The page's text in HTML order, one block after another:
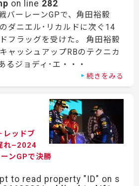
on line 282
バーレーンGPで、角田裕毅
ダニエル･リカルドに次ぐ14
フラッグを受けた。 角田裕毅
ャッシュアップRBのテクニカ
るジョディ･エ・・・
続きをみる
レッドブ
れ–2024
ンGPで決勝
to read property "ID" on s